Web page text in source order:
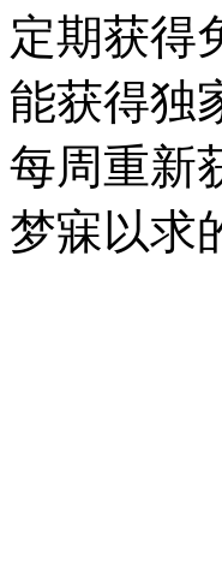
定期获得
能获得独
每周重新
梦寐以求